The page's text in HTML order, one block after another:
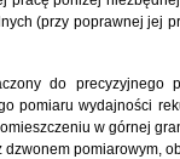
(przy poprawnej jej
do precyzyjnego
pomiaru wydajności
w górnej
pomiarowym,